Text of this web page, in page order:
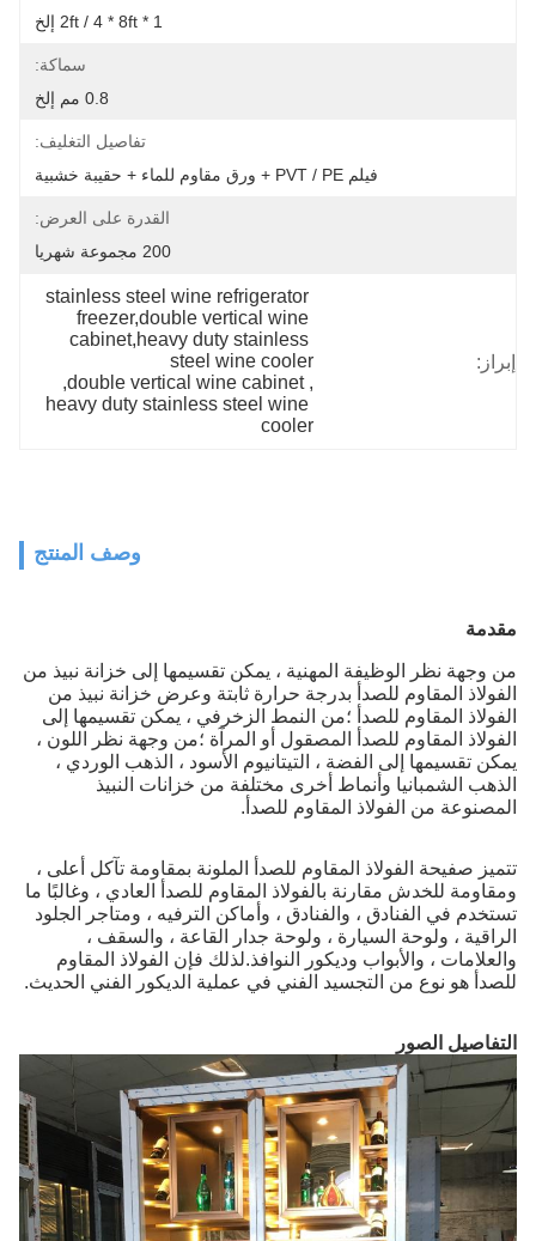
سماكة:
0.8 مم إلخ
تفاصيل التغليف:
فيلم PVT / PE + ورق مقاوم للماء + حقيبة خشبية
القدرة على العرض:
200 مجموعة شهريا
إبراز:
stainless steel wine refrigerator
freezer,double vertical wine
cabinet,heavy duty stainless
steel wine cooler
,
double vertical wine cabinet
,
heavy duty stainless steel wine
cooler
وصف المنتج
مقدمة
من وجهة نظر الوظيفة المهنية ، يمكن تقسيمها إلى خزانة نبيذ من
الفولاذ المقاوم للصدأ بدرجة حرارة ثابتة وعرض خزانة نبيذ من
الفولاذ المقاوم للصدأ ؛من النمط الزخرفي ، يمكن تقسيمها إلى
الفولاذ المقاوم للصدأ المصقول أو المرآة ؛من وجهة نظر اللون ،
يمكن تقسيمها إلى الفضة ، التيتانيوم الأسود ، الذهب الوردي ،
الذهب الشمبانيا وأنماط أخرى مختلفة من خزانات النبيذ
المصنوعة من الفولاذ المقاوم للصدأ.
تتميز صفيحة الفولاذ المقاوم للصدأ الملونة بمقاومة تآكل أعلى ،
ومقاومة للخدش مقارنة بالفولاذ المقاوم للصدأ العادي ، وغالبًا ما
تستخدم في الفنادق ، والفنادق ، وأماكن الترفيه ، ومتاجر الجلود
الراقية ، ولوحة السيارة ، ولوحة جدار القاعة ، والسقف ،
والعلامات ، والأبواب وديكور النوافذ.لذلك فإن الفولاذ المقاوم
للصدأ هو نوع من التجسيد الفني في عملية الديكور الفني الحديث.
التفاصيل الصور